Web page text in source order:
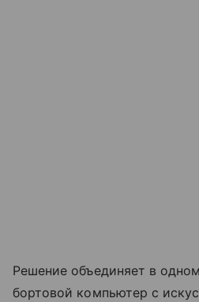
Решение объединяет в
бортовой компьютер с